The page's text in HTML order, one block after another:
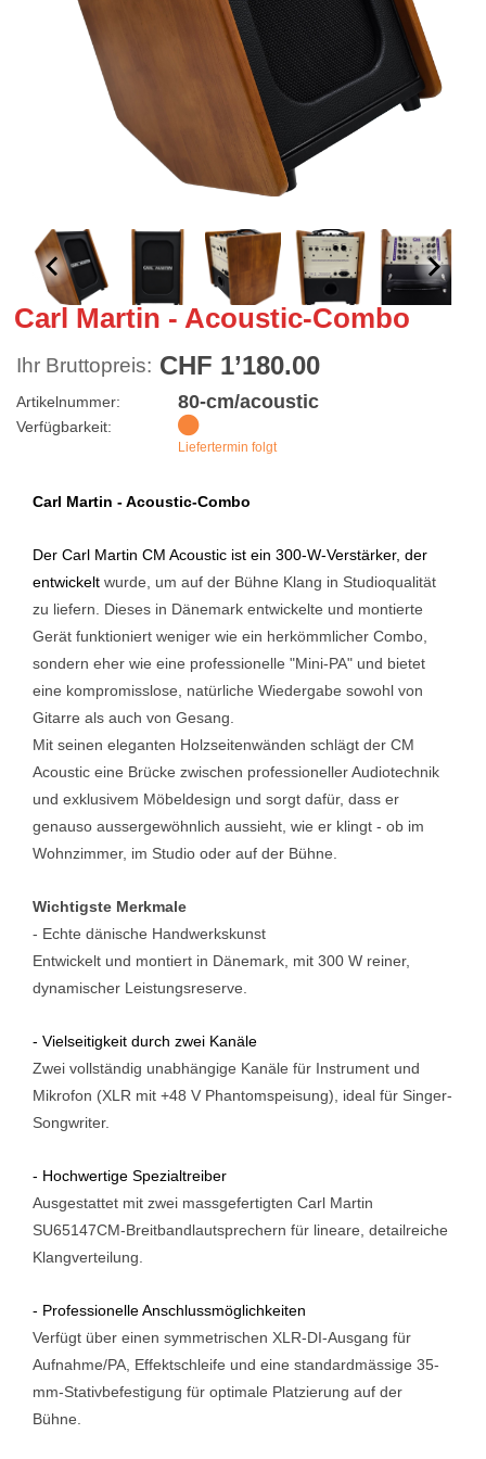
Carl Martin - Acoustic-Combo
Ihr Bruttopreis: CHF 1’180.00
Artikelnummer: 80-cm/acoustic
Verfügbarkeit:
Liefertermin folgt
Carl Martin - Acoustic-Combo
Der Carl Martin CM Acoustic ist ein 300-W-Verstärker, der
entwickelt wurde, um auf der Bühne Klang in Studioqualität
zu liefern. Dieses in Dänemark entwickelte und montierte
Gerät funktioniert weniger wie ein herkömmlicher Combo,
sondern eher wie eine professionelle "Mini-PA" und bietet
eine kompromisslose, natürliche Wiedergabe sowohl von
Gitarre als auch von Gesang.
Mit seinen eleganten Holzseitenwänden schlägt der CM
Acoustic eine Brücke zwischen professioneller Audiotechnik
und exklusivem Möbeldesign und sorgt dafür, dass er
genauso aussergewöhnlich aussieht, wie er klingt - ob im
Wohnzimmer, im Studio oder auf der Bühne.
Wichtigste Merkmale
- Echte dänische Handwerkskunst
Entwickelt und montiert in Dänemark, mit 300 W reiner,
dynamischer Leistungsreserve.
- Vielseitigkeit durch zwei Kanäle
Zwei vollständig unabhängige Kanäle für Instrument und
Mikrofon (XLR mit +48 V Phantomspeisung), ideal für Singer-
Songwriter.
- Hochwertige Spezialtreiber
Ausgestattet mit zwei massgefertigten Carl Martin
SU65147CM-Breitbandlautsprechern für lineare, detailreiche
Klangverteilung.
- Professionelle Anschlussmöglichkeiten
Verfügt über einen symmetrischen XLR-DI-Ausgang für
Aufnahme/PA, Effektschleife und eine standardmässige 35-
mm-Stativbefestigung für optimale Platzierung auf der
Bühne.